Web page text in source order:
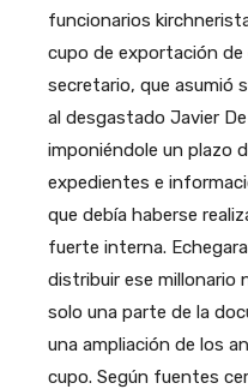
funcionarios
cupo de exportación de
secretario, que asumió
al desgastado Javier
imponiéndole un plazo
expedientes e
que debía haberse
fuerte interna.
distribuir ese millonario
solo una parte de la
una ampliación de los
cupo. Según fuentes